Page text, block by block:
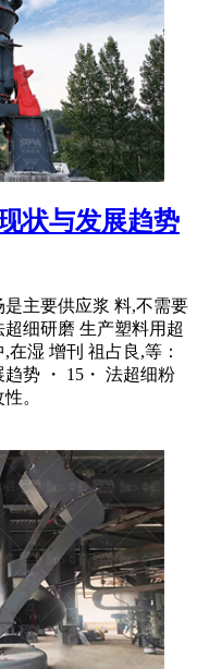
状与发展趋势
主要供应浆 料,不需要
细研磨 生产塑料用超
湿 增刊 祖占良,等：
势 ・ 15・ 法超细粉
。